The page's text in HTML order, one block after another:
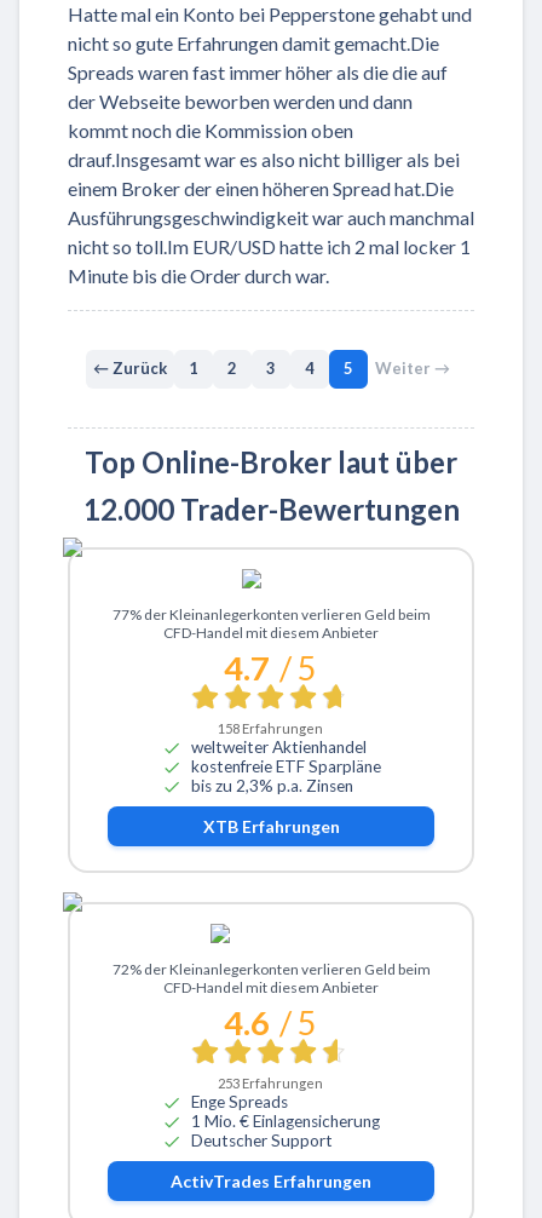
Hatte mal ein Konto bei Pepperstone gehabt und
nicht so gute Erfahrungen damit gemacht.Die
Spreads waren fast immer höher als die die auf
der Webseite beworben werden und dann
kommt noch die Kommission oben
drauf.Insgesamt war es also nicht billiger als bei
einem Broker der einen höheren Spread hat.Die
Ausführungsgeschwindigkeit war auch manchmal
nicht so toll.Im EUR/USD hatte ich 2 mal locker 1
Minute bis die Order durch war.
← Zurück 1 2 3 4 5 Weiter →
Top Online-Broker laut über
12.000 Trader-Bewertungen
Zu XTB
77% der Kleinanlegerkonten verlieren Geld beim
CFD-Handel mit diesem Anbieter
4.7 / 5
158 Erfahrungen
weltweiter Aktienhandel
kostenfreie ETF Sparpläne
bis zu 2,3% p.a. Zinsen
XTBErfahrungen
Zu ActivTrades
72% der Kleinanlegerkonten verlieren Geld beim
CFD-Handel mit diesem Anbieter
4.6 / 5
253 Erfahrungen
Enge Spreads
1 Mio. € Einlagensicherung
Deutscher Support
ActivTrades Erfahrungen